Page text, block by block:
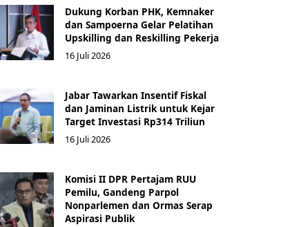
Dukung Korban PHK, Kemnaker
dan Sampoerna Gelar Pelatihan
Upskilling dan Reskilling Pekerja
16 Juli 2026
Jabar Tawarkan Insentif Fiskal
dan Jaminan Listrik untuk Kejar
Target Investasi Rp314 Triliun
16 Juli 2026
Komisi II DPR Pertajam RUU
Pemilu, Gandeng Parpol
Nonparlemen dan Ormas Serap
Aspirasi Publik